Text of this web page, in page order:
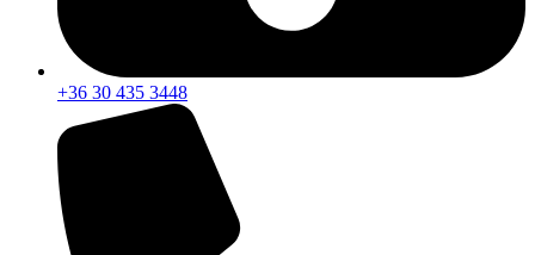
+36 30 435 3448